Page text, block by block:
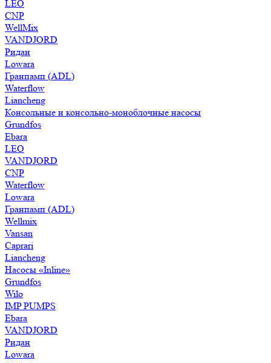
LEO
CNP
WellMix
VANDJORD
Ридан
Lowara
Гранпамп (ADL)
Waterflow
Liancheng
Консольные и консольно-моноблочные насосы
Grundfos
Ebara
LEO
VANDJORD
CNP
Waterflow
Lowara
Гранпамп (ADL)
Wellmix
Vansan
Caprari
Liancheng
Насосы «Inline»
Grundfos
Wilo
IMP PUMPS
Ebara
VANDJORD
Ридан
Lowara